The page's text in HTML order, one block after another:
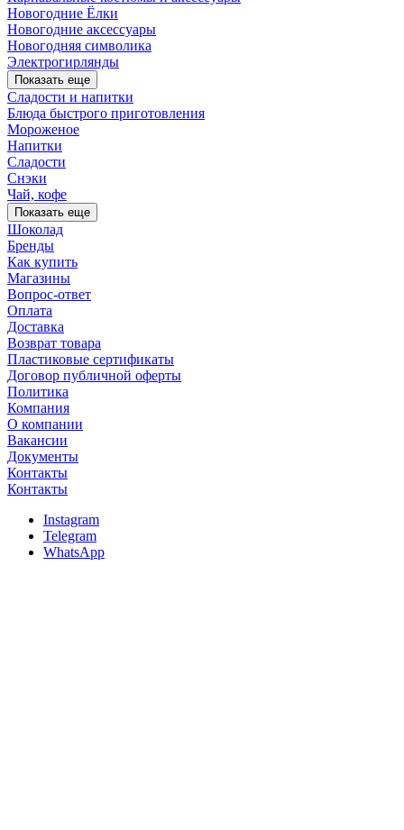
Новогодние Ёлки
Новогодние аксессуары
Новогодняя символика
Электрогирлянды
Показать еще
Сладости и напитки
Блюда быстрого приготовления
Мороженое
Напитки
Сладости
Снэки
Чай, кофе
Показать еще
Шоколад
Бренды
Как купить
Магазины
Вопрос-ответ
Оплата
Доставка
Возврат товара
Пластиковые сертификаты
Договор публичной оферты
Политика
Компания
О компании
Вакансии
Документы
Контакты
Контакты
Instagram
Telegram
WhatsApp